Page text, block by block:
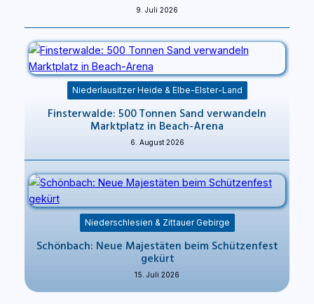
9. Juli 2026
Niederlausitzer Heide & Elbe-Elster-Land
Finsterwalde: 500 Tonnen Sand verwandeln
Marktplatz in Beach-Arena
6. August 2026
Niederschlesien & Zittauer Gebirge
Schönbach: Neue Majestäten beim Schützenfest
gekürt
15. Juli 2026